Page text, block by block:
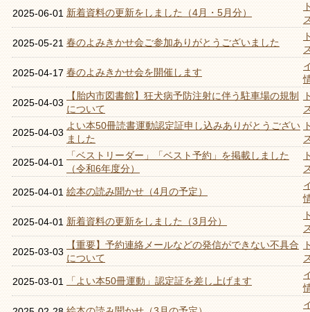
2025-06-01 新着資料の更新をしました（4月・5月分）
2025-05-21 春のよみきかせ会ご参加ありがとうございました
2025-04-17 春のよみきかせ会を開催します
2025-04-03
【胎内市図書館】狂犬病予防注射に伴う駐車場の規制
について
2025-04-03
よい本50冊読書運動認定証申し込みありがとうござい
ました
2025-04-01
「ベストリーダー」「ベスト予約」を掲載しました
（令和6年度分）
2025-04-01 絵本の読み聞かせ（4月の予定）
2025-04-01 新着資料の更新をしました（3月分）
2025-03-03
【重要】予約連絡メールなどの発信ができない不具合
について
2025-03-01 「よい本50冊運動」認定証を差し上げます